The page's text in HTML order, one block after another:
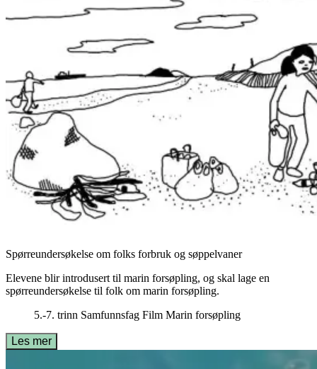
Spørreundersøkelse om folks forbruk og søppelvaner
Elevene blir introdusert til marin forsøpling, og skal lage en
spørreundersøkelse til folk om marin forsøpling.
5.-7. trinn Samfunnsfag Film Marin forsøpling
Les mer